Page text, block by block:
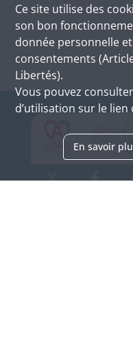
Ce site utilise des
son bon
donnée personnelle
consentements
Libertés).
Vous pouvez
d’utilisation sur le lien
En savoir